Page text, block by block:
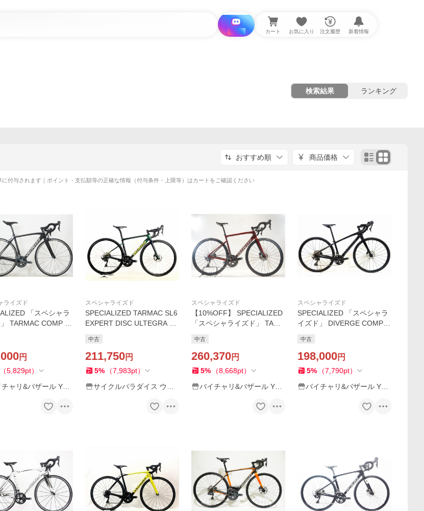
i と探す カート お気に入り 注文履歴 新着情報
検索結果 ランキング
おすすめ順 商品価格
に付与されます｜ポイント・支払額等の正確な情報（付与条件・上限等）はカートをご確認ください
ライズド
「スペシャラ
TARMAC COMP 20
円
（5,829pt）
ャリ&バザール Yah
スペシャライズド
SPECIALIZED TARMAC SL6
EXPERT DISC ULTEGRA 油
ードバイク 49サイズ カメレ
オングリーン/キャストブル
ー【値下げ】
中古
211,750円
5% （7,983pt）
サイクルパラダイス ウェ
スペシャライズド
【10%OFF】 SPECIALIZED
「スペシャライズド」 TARM
RA 2019年モデル ロードバ
イク / 横浜戸塚店
中古
260,370円
5% （8,668pt）
バイチャリ&バザール Yah
スペシャライズド
SPECIALIZED 「スペシャラ
イズド」 DIVERGE COMP C
ドバイク / 京都西院店
中古
198,000円
5% （7,790pt）
バイチャリ&バザール Yah